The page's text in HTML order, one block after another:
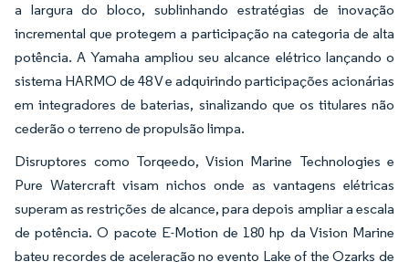
a largura do bloco, sublinhando estratégias de inovação
incremental que protegem a participação na categoria de alta
potência. A Yamaha ampliou seu alcance elétrico lançando o
sistema HARMO de 48 V e adquirindo participações acionárias
em integradores de baterias, sinalizando que os titulares não
cederão o terreno de propulsão limpa.
Disruptores como Torqeedo, Vision Marine Technologies e
Pure Watercraft visam nichos onde as vantagens elétricas
superam as restrições de alcance, para depois ampliar a escala
de potência. O pacote E-Motion de 180 hp da Vision Marine
bateu recordes de aceleração no evento Lake of the Ozarks de